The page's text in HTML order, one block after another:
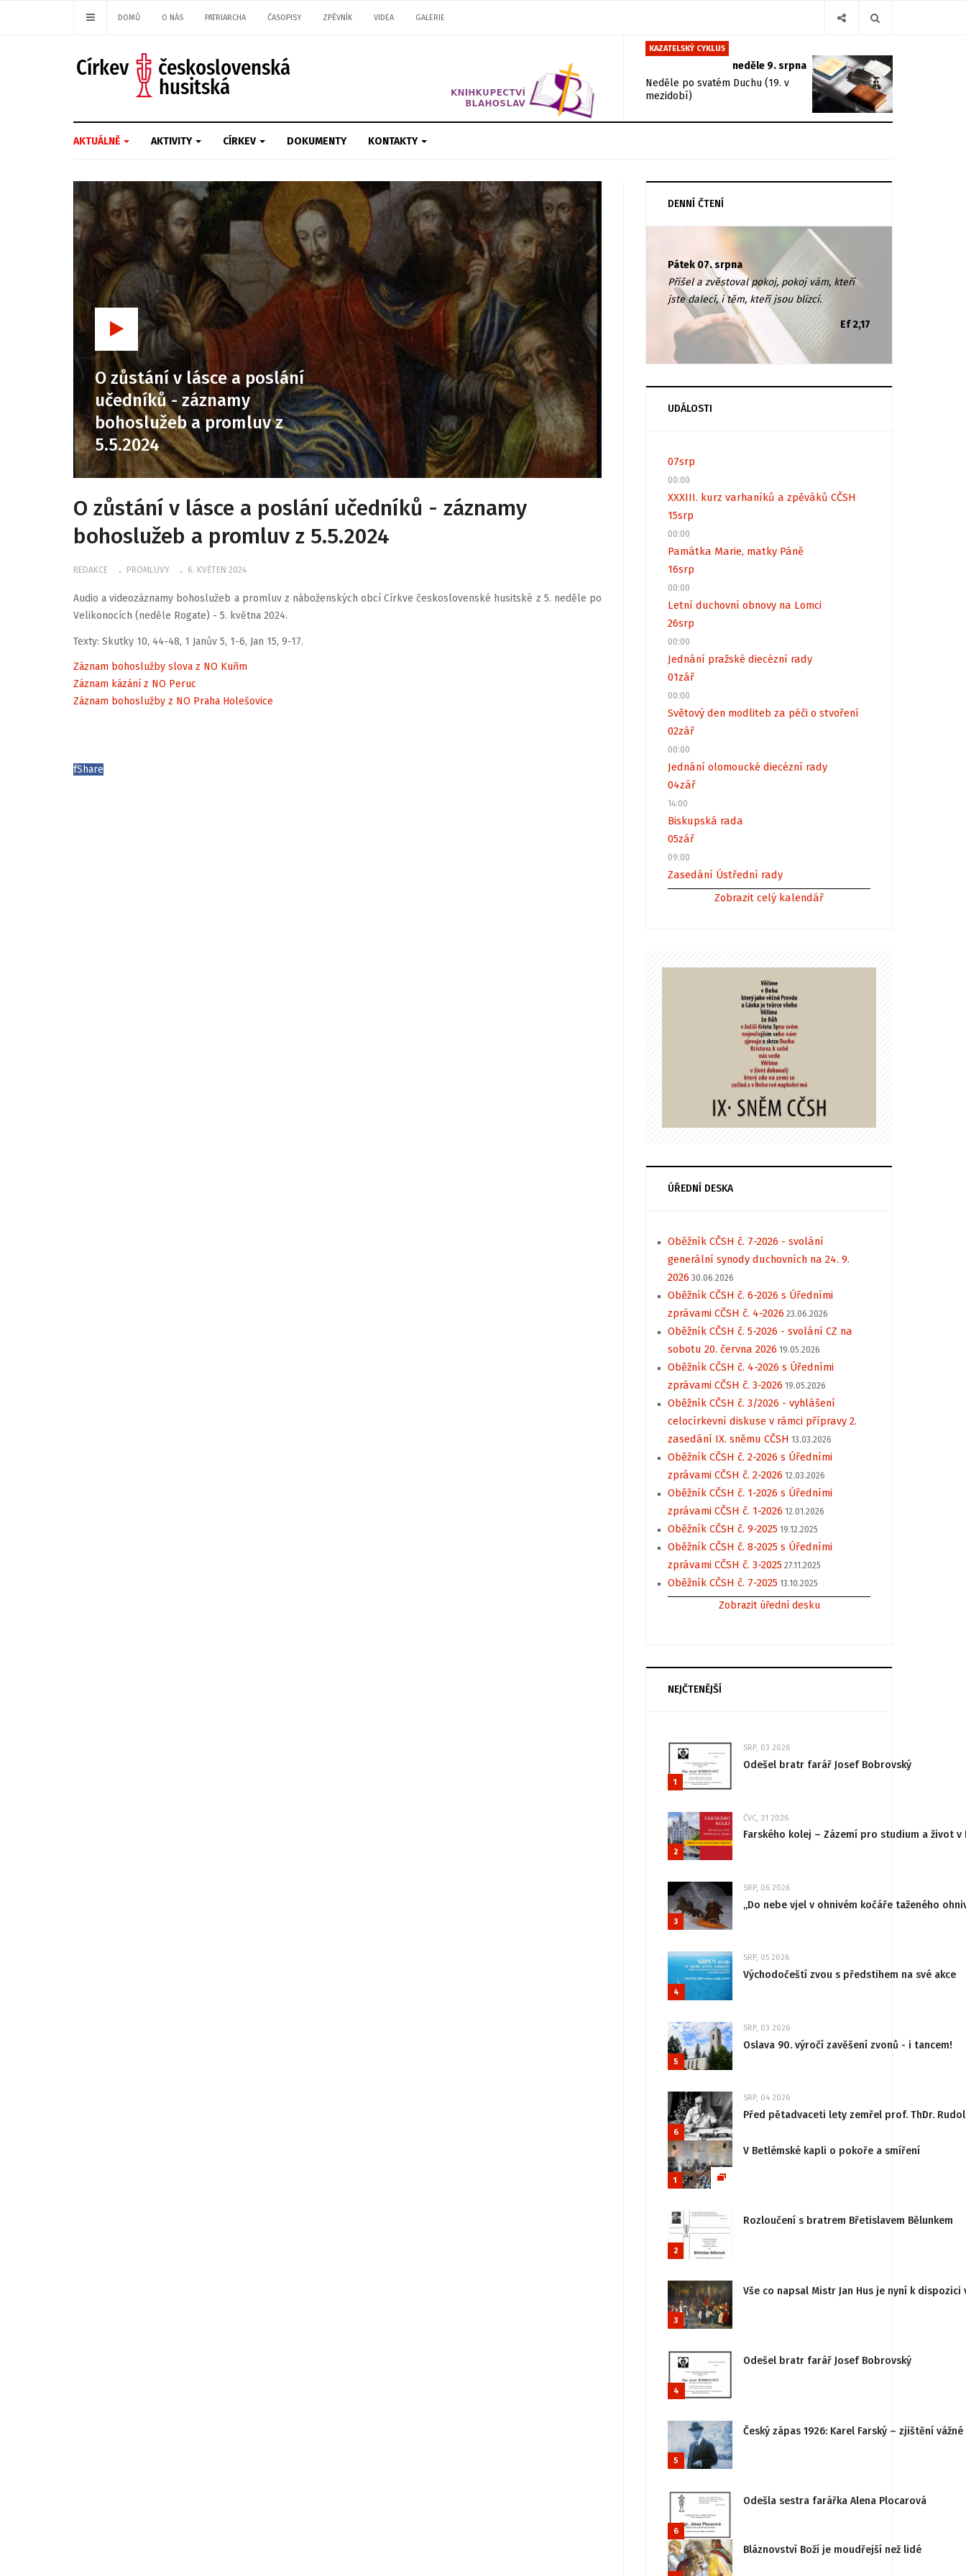
DOMŮ O NÁS PATRIARCHA ČASOPISY ZPĚVNÍK VIDEA GALERIE
KAZATELSKÝ CYKLUS
neděle 9. srpna
Neděle po svatém Duchu (19. v
mezidobí)
AKTUÁLNĚ AKTIVITY CÍRKEV DOKUMENTY KONTAKTY
O zůstání v lásce a poslání
učedníků - záznamy
bohoslužeb a promluv z
5.5.2024
O zůstání v lásce a poslání učedníků - záznamy
bohoslužeb a promluv z 5.5.2024
REDAKCE PROMLUVY 6. KVĚTEN 2024
Audio a videozáznamy bohoslužeb a promluv z náboženských obcí Církve československé husitské z 5. neděle po
Velikonocích (neděle Rogate) - 5. května 2024.
Texty: Skutky 10, 44-48, 1 Janův 5, 1-6, Jan 15, 9-17.
Záznam bohoslužby slova z NO Kuřim
Záznam kázání z NO Peruc
Záznam bohoslužby z NO Praha Holešovice
fShare
DENNÍ ČTENÍ
Pátek 07. srpna
Přišel a zvěstoval pokoj, pokoj vám, kteří
jste dalecí, i těm, kteří jsou blízcí.
Ef 2,17
UDÁLOSTI
07srp
00:00
XXXIII. kurz varhaníků a zpěváků CČSH
15srp
00:00
Památka Marie, matky Páně
16srp
00:00
Letní duchovní obnovy na Lomci
26srp
00:00
Jednání pražské diecézní rady
01zář
00:00
Světový den modliteb za péči o stvoření
02zář
00:00
Jednání olomoucké diecézní rady
04zář
14:00
Biskupská rada
05zář
09:00
Zasedání Ústřední rady
Zobrazit celý kalendář
ÚŘEDNÍ DESKA
Oběžník CČSH č. 7-2026 - svolání
generální synody duchovních na 24. 9.
2026 30.06.2026
Oběžník CČSH č. 6-2026 s Úředními
zprávami CČSH č. 4-2026 23.06.2026
Oběžník CČSH č. 5-2026 - svolání CZ na
sobotu 20. června 2026 19.05.2026
Oběžník CČSH č. 4-2026 s Úředními
zprávami CČSH č. 3-2026 19.05.2026
Oběžník CČSH č. 3/2026 - vyhlášení
celocírkevní diskuse v rámci přípravy 2.
zasedání IX. sněmu CČSH 13.03.2026
Oběžník CČSH č. 2-2026 s Úředními
zprávami CČSH č. 2-2026 12.03.2026
Oběžník CČSH č. 1-2026 s Úředními
zprávami CČSH č. 1-2026 12.01.2026
Oběžník CČSH č. 9-2025 19.12.2025
Oběžník CČSH č. 8-2025 s Úředními
zprávami CČSH č. 3-2025 27.11.2025
Oběžník CČSH č. 7-2025 13.10.2025
Zobrazit úřední desku
NEJČTENĚJŠÍ
1
SRP, 03 2026
Odešel bratr farář Josef Bobrovský
2
ČVC, 31 2026
Farského kolej – Zázemí pro studium a život v
3
SRP, 06 2026
„Do nebe vjel v ohnivém kočáře taženého
4
SRP, 05 2026
Východočeští zvou s předstihem na své akce
5
SRP, 03 2026
Oslava 90. výročí zavěšení zvonů - i tancem!
6
SRP, 04 2026
Před pětadvaceti lety zemřel prof. ThDr.
1
V Betlémské kapli o pokoře a smíření
2
Rozloučení s bratrem Břetislavem Bělunkem
3
Vše co napsal Mistr Jan Hus je nyní k
4
Odešel bratr farář Josef Bobrovský
5
Český zápas 1926: Karel Farský – zjištění
6
Odešla sestra farářka Alena Plocarová
Bláznovství Boží je moudřejší než lidé